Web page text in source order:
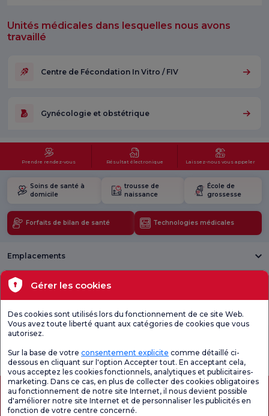
Unités médicales dans lesquelles nous avons
travaillé
Centre de Fécondation In Vitro / FIV
Gynécologie et obstétrique
Prendre rendez-vous Résultat électronique Laissez-nous vous appeler
Soins de santé à
domicile
trousse de
naissance
École de
grossesse
Forfaits de bilan de santé Technologies médicales
Emplacements
Santé actuelle
Unités médicales
générale de
satisfaction
questionnaire de
satisfaction.
satisfaction sur
les promotions
Gérer les cookies
Des cookies sont utilisés lors du fonctionnement de ce site Web.
Vous avez toute liberté quant aux catégories de cookies que vous
autorisez.
Sur la base de votre consentement explicite comme détaillé ci-
dessous en cliquant sur l'option Accepter tout. En acceptant cela,
vous acceptez les cookies fonctionnels, analytiques et publicitaires-
marketing. Dans ce cas, en plus de collecter des cookies obligatoires
au fonctionnement de notre site Internet, il nous devient possible
d'améliorer notre site Internet et de personnaliser les publicités en
fonction de votre centre concerné.